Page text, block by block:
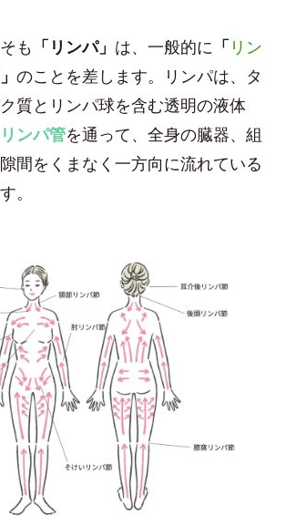
も 「リンパ」 は、一般的に 「 リン
」のことを差します。リンパは、タ
質とリンパ球を含む透明の液体
リンパ管を通って、全身の臓器、組
間をくまなく一方向に流れている
。